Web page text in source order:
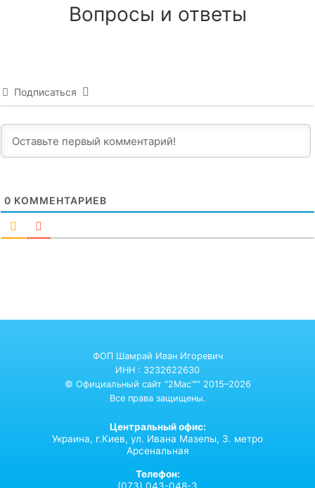
Вопросы и ответы
Подписаться
0 КОММЕНТАРИЕВ
ФОП Шамрай Иван Игоревич
ИНН : 3232622630
© Официальный сайт "2Mac™" 2015–2026
Все права защищены.
Центральный офис:
Украина, г.Киев, ул. Ивана Мазепы, 3. метро
Арсенальная
Телефон:
(073) 043-048-3